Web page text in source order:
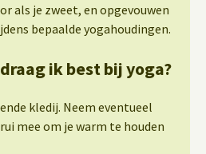
als je zweet, en opgevouwen
bepaalde yogahoudingen.
ik best bij yoga?
kledij. Neem eventueel
mee om je warm te houden